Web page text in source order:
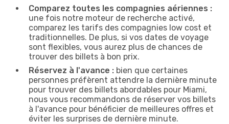
Comparez toutes les compagnies aériennes :
une fois notre moteur de recherche activé,
comparez les tarifs des compagnies low cost et
traditionnelles. De plus, si vos dates de voyage
sont flexibles, vous aurez plus de chances de
trouver des billets à bon prix.
Réservez à l'avance : bien que certaines
personnes préfèrent attendre la dernière minute
pour trouver des billets abordables pour Miami,
nous vous recommandons de réserver vos billets
à l'avance pour bénéficier de meilleures offres et
éviter les surprises de dernière minute.